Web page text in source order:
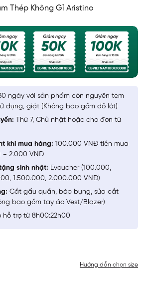
Thép Không Gỉ Aristino
Hướng dẫn chọn size
ngày với sản phẩm còn nguyên tem
dụng, giặt (Không bao gồm đồ lót)
Thứ 7, Chủ nhật hoặc cho đơn từ
khi mua hàng: 100.000 VNĐ tiền mua
= 2.000 VNĐ
sinh nhật: Evoucher (100.000,
1.500.000, 2.000.000 VNĐ)
Cắt gấu quần, bóp bụng, sửa cắt
bao gồm tay áo Vest/Blazer)
hỗ trợ từ 8h00:22h00